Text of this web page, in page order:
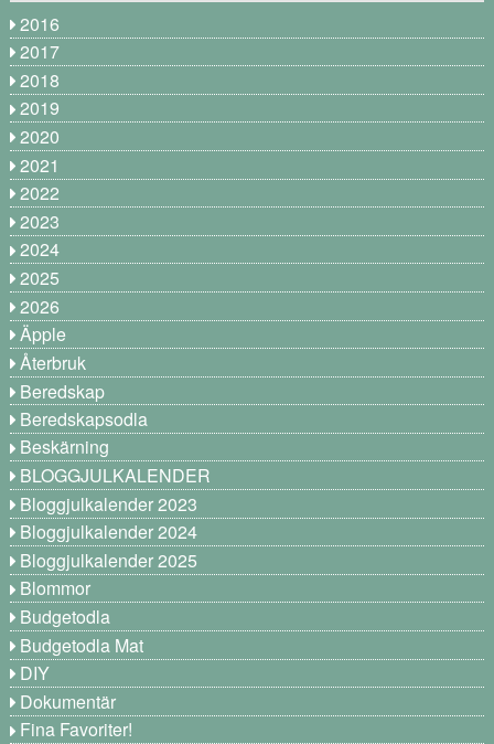
2016
2017
2018
2019
2020
2021
2022
2023
2024
2025
2026
Äpple
Återbruk
Beredskap
Beredskapsodla
Beskärning
BLOGGJULKALENDER
Bloggjulkalender 2023
Bloggjulkalender 2024
Bloggjulkalender 2025
Blommor
Budgetodla
Budgetodla Mat
DIY
Dokumentär
Fina Favoriter!